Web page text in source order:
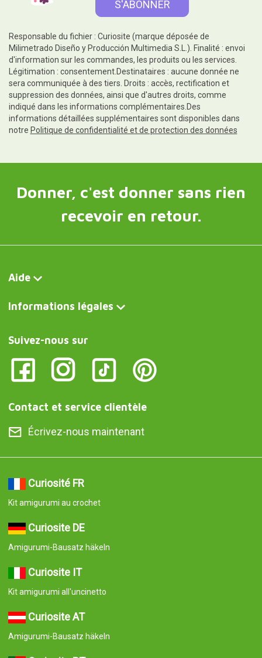
Responsable du fichier : Curiosite (marque déposée de
Milimetrado Diseño y Producción Multimedia S.L.). Finalité : envoi
d'information sur les commandes, les produits ou les services.
Légitimation : consentement.Destinataires : aucune donnée ne
sera communiquée à des tiers. Droits : accès, rectification et
suppression des données, ainsi que d'autres droits, comme
indiqué dans les informations complémentaires.Des
informations détaillées supplémentaires sont disponibles dans
notre Politique de confidentialité et de protection des données
Donner, c'est donner sans rien
recevoir en retour.
Aide
Informations légales
Suivez-nous sur
Contact et service clientèle
Écrivez-nous maintenant
Curiosité FR
Kit amigurumi au crochet
Curiosite DE
Amigurumi-Bausatz häkeln
Curiosite IT
Kit amigurumi all'uncinetto
Curiosite AT
Amigurumi-Bausatz häkeln